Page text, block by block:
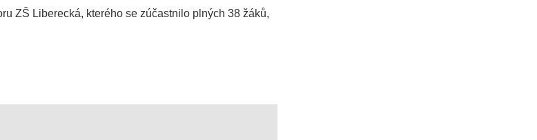
ZŠ Liberecká, kterého se zúčastnilo plných 38 žáků,